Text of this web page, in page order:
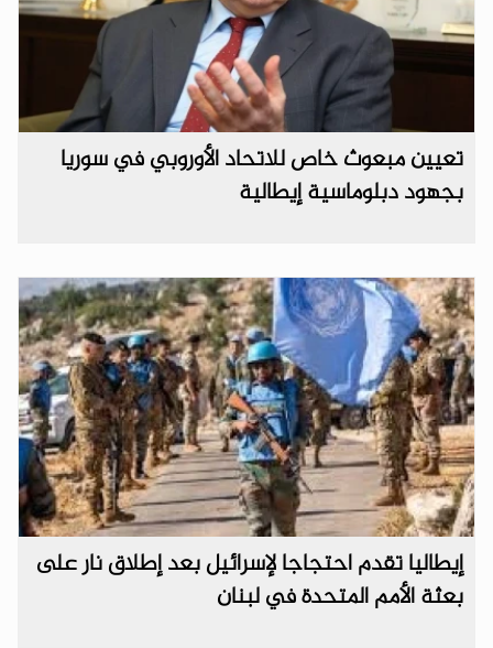
تعيين مبعوث خاص للاتحاد الأوروبي في سوريا
بجهود دبلوماسية إيطالية
إيطاليا تقدم احتجاجا لإسرائيل بعد إطلاق نار على
بعثة الأمم المتحدة في لبنان